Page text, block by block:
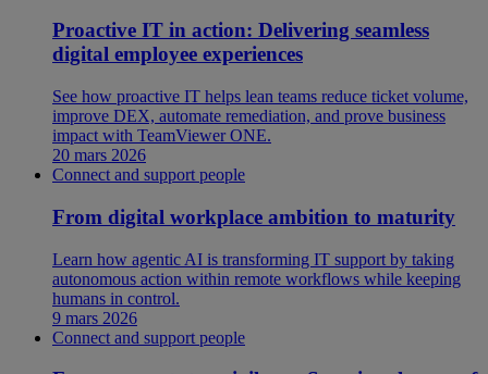
Proactive IT in action: Delivering seamless
digital employee experiences
See how proactive IT helps lean teams reduce ticket volume,
improve DEX, automate remediation, and prove business
impact with TeamViewer ONE.
20 mars 2026
Connect and support people
From digital workplace ambition to maturity
Learn how agentic AI is transforming IT support by taking
autonomous action within remote workflows while keeping
humans in control.
9 mars 2026
Connect and support people